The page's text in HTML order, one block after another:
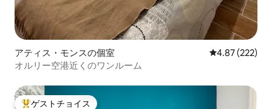
アティス・モンスの個室 レビュー222
4.87 (222)
オルリー空港近くのワンルーム
ゲストチョイス